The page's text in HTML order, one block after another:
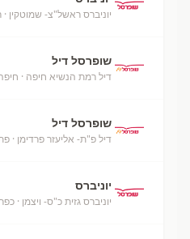
יוניברס ראשל"צ- שמוטקין
שופרסל דיל
דיל רמת הנשיא חיפה ·
שופרסל דיל
דיל פ"ת- אליעזר פרדימן ·
יוניברס
יוניברס גזית כ"ס- ויצמן ·